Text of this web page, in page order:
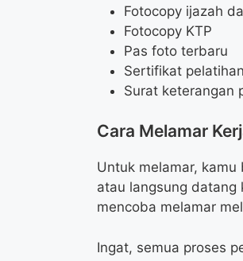
Fotocopy ijazah
Fotocopy KTP
Pas foto terbaru
Sertifikat
Surat keterangan
Cara Melamar
Untuk melamar,
atau langsung datang
mencoba melamar
Ingat, semua proses